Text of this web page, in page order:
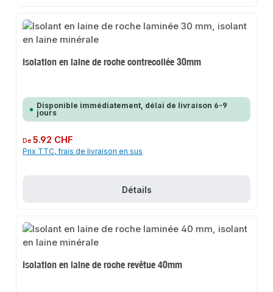
Isolation en laine de roche contrecollée 30mm
Disponible immédiatement, délai de livraison 6-9
jours
Prix régulier :
De5.92 CHF
Prix TTC, frais de livraison en sus
Détails
Isolation en laine de roche revêtue 40mm